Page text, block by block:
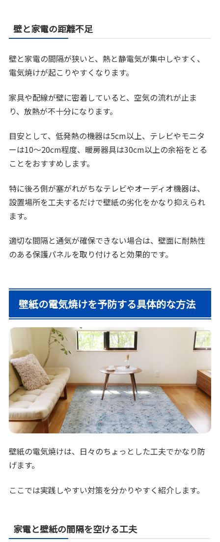
壁と家電の距離不足
壁と家電の間隔が狭いと、熱と静電気が集中しやすく、
電気焼けが起こりやすくなります。
家具や配線が壁に密着していると、空気の流れが止ま
り、放熱が不十分になります。
目安として、低発熱の機器は5cm以上、テレビやモニタ
ーは10〜20cm程度、暖房器具は30cm以上の余裕をとる
ことをおすすめします。
特に後ろ側が塞がれがちなテレビやオーディオ機器は、
設置場所を工夫するだけで壁紙の劣化をかなり抑えられ
ます。
適切な間隔と通気が確保できない場合は、壁面に耐熱性
のある保護パネルを取り付けると効果的です。
壁紙の電気焼けを予防する具体的な方法
壁紙の電気焼けは、日々のちょっとした工夫でかなり防
げます。
ここでは実践しやすい対策を分かりやすく紹介します。
家電と壁紙の間隔を空ける工夫